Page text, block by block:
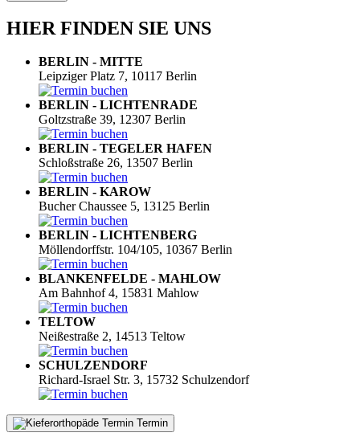
HIER FINDEN SIE UNS
BERLIN - MITTE
Leipziger Platz 7, 10117 Berlin
BERLIN - LICHTENRADE
Goltzstraße 39, 12307 Berlin
BERLIN - TEGELER HAFEN
Schloßstraße 26, 13507 Berlin
BERLIN - KAROW
Bucher Chaussee 5, 13125 Berlin
BERLIN - LICHTENBERG
Möllendorffstr. 104/105, 10367 Berlin
BLANKENFELDE - MAHLOW
Am Bahnhof 4, 15831 Mahlow
TELTOW
Neißestraße 2, 14513 Teltow
SCHULZENDORF
Richard-Israel Str. 3, 15732 Schulzendorf
Termin